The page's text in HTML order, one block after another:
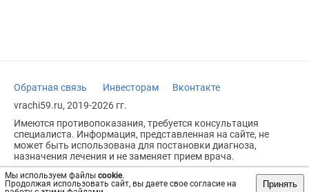
Мы используем файлы cookie.
Продолжая использовать сайт, вы даете свое согласие на
Принять
Обратная связь Инвесторам
Вконтакте
vrachi59.ru, 2019-2026 гг.
Имеются противопоказания, требуется консультация
специалиста. Информация, представленная на сайте, не
может быть использована для постановки диагноза,
назначения лечения и не заменяет прием врача.
Возрастное ограничение: 18+